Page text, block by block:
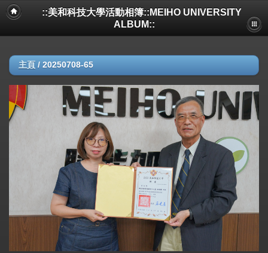
::美和科技大學活動相簿::MEIHO UNIVERSITY
ALBUM::
主頁 / 20250708-65